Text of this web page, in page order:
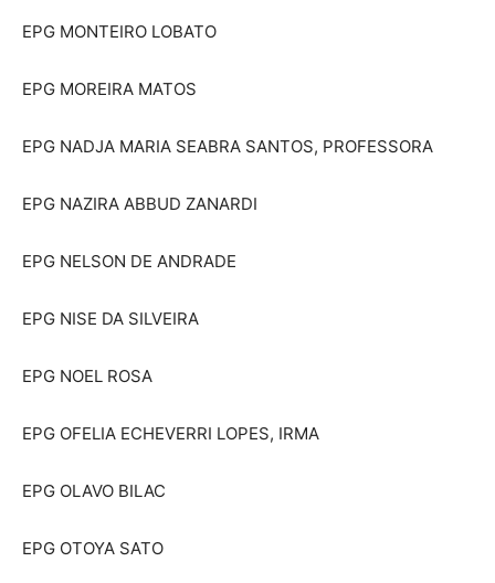
EPG MONTEIRO LOBATO
EPG MOREIRA MATOS
EPG NADJA MARIA SEABRA SANTOS, PROFESSORA
EPG NAZIRA ABBUD ZANARDI
EPG NELSON DE ANDRADE
EPG NISE DA SILVEIRA
EPG NOEL ROSA
EPG OFELIA ECHEVERRI LOPES, IRMA
EPG OLAVO BILAC
EPG OTOYA SATO